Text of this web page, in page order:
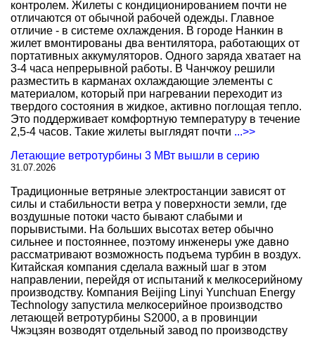
контролем. Жилеты с кондиционированием почти не
отличаются от обычной рабочей одежды. Главное
отличие - в системе охлаждения. В городе Нанкин в
жилет вмонтированы два вентилятора, работающих от
портативных аккумуляторов. Одного заряда хватает на
3-4 часа непрерывной работы. В Чанчжоу решили
разместить в карманах охлаждающие элементы с
материалом, который при нагревании переходит из
твердого состояния в жидкое, активно поглощая тепло.
Это поддерживает комфортную температуру в течение
2,5-4 часов. Такие жилеты выглядят почти ...>>
Летающие ветротурбины 3 МВт вышли в серию
31.07.2026
Традиционные ветряные электростанции зависят от
силы и стабильности ветра у поверхности земли, где
воздушные потоки часто бывают слабыми и
порывистыми. На больших высотах ветер обычно
сильнее и постояннее, поэтому инженеры уже давно
рассматривают возможность подъема турбин в воздух.
Китайская компания сделала важный шаг в этом
направлении, перейдя от испытаний к мелкосерийному
производству. Компания Beijing Linyi Yunchuan Energy
Technology запустила мелкосерийное производство
летающей ветротурбины S2000, а в провинции
Чжэцзян возводят отдельный завод по производству